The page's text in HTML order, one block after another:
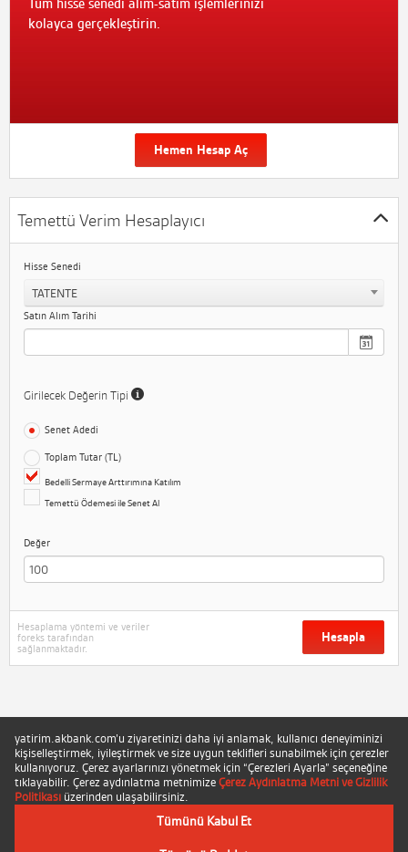
Tüm hisse senedi alım-satım işlemlerinizi
kolayca gerçekleştirin.
Hemen Hesap Aç
Temettü Verim Hesaplayıcı
Hisse Senedi
TATENTE
Satın Alım Tarihi
Girilecek Değerin Tipi
Senet Adedi
Toplam Tutar (TL)
Bedelli Sermaye Arttırımına Katılım
Temettü Ödemesi ile Senet Al
Değer
Hesaplama yöntemi ve veriler
foreks tarafından
sağlanmaktadır.
Hesapla